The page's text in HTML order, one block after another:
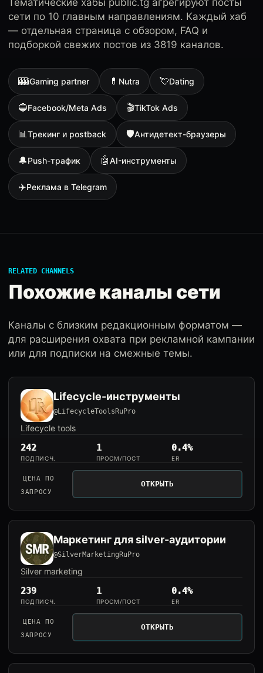
Тематические хабы public.tg агрегируют посты
сети по 10 главным направлениям. Каждый хаб
— отдельная страница с обзором, FAQ и
подборкой свежих постов из 3819 каналов.
🎰iGaming partner 💊 Nutra 💘Dating
🔵Facebook/Meta Ads 🎬TikTok Ads
📊Трекинг и postback 🛡Антидетект-браузеры
🔔Push-трафик 🤖AI-инструменты
✈️Реклама в Telegram
RELATED CHANNELS
Похожие каналы сети
Каналы с близким редакционным форматом —
для расширения охвата при рекламной кампании
или для подписки на смежные темы.
Lifecycle-инструменты
@LifecycleToolsRuPro
Lifecycle tools
242
ПОДПИСЧ.
1
ПРОСМ/ПОСТ
0.4%
ER
ЦЕНА ПО
ЗАПРОСУ
ОТКРЫТЬ
Маркетинг для silver-аудитории
@SilverMarketingRuPro
Silver marketing
239
ПОДПИСЧ.
1
ПРОСМ/ПОСТ
0.4%
ER
ЦЕНА ПО
ЗАПРОСУ
ОТКРЫТЬ